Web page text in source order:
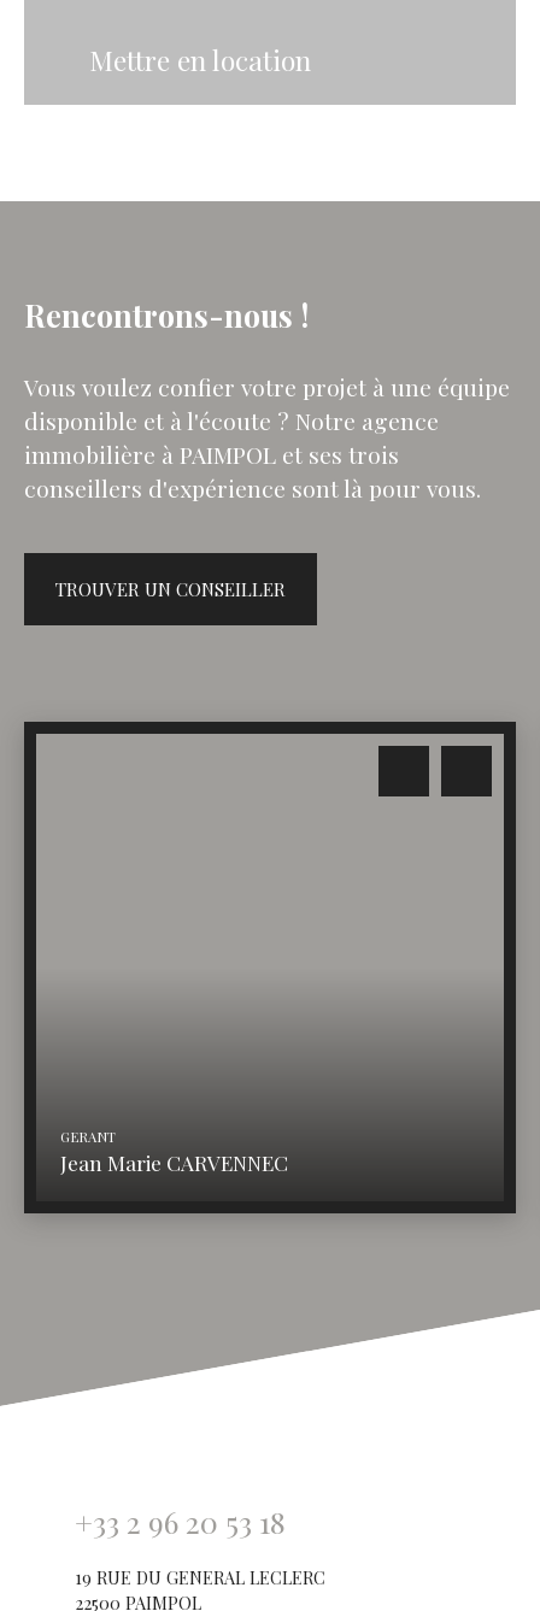
Mettre en location
Rencontrons-nous !
Vous voulez confier votre projet à une équipe
disponible et à l'écoute ? Notre agence
immobilière à PAIMPOL et ses trois
conseillers d'expérience sont là pour vous.
TROUVER UN CONSEILLER
GERANT
Jean Marie CARVENNEC
+33 2 96 20 53 18
19 RUE DU GENERAL LECLERC
22500 PAIMPOL